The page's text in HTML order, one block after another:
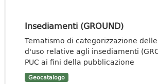
Insediamenti (GROUND)
Tematismo di categorizzazione
d'uso relative agli insediamenti
PUC ai fini della pubblicazione
Geocatalogo